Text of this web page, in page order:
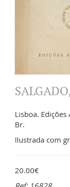
Lisboa. Edições
Br.
Ilustrada com
20.00€